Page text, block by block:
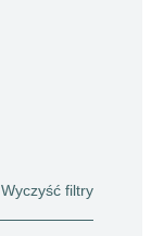
Wyczyść filtry